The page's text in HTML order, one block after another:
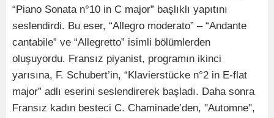
“Piano Sonata n°10 in C major” başlıklı yapıtını
seslendirdi. Bu eser, “Allegro moderato” – “Andante
cantabile” ve “Allegretto” isimli bölümlerden
oluşuyordu. Fransız piyanist, programın ikinci
yarısına, F. Schubert’in, “Klavierstücke n°2 in E-flat
major” adlı eserini seslendirerek başladı. Daha sonra
Fransız kadın besteci C. Chaminade’den, "Automne",